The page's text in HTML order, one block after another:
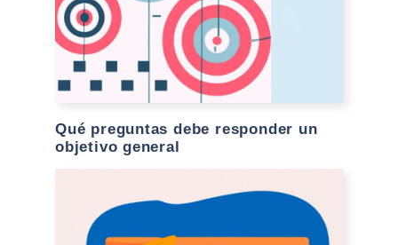
Qué preguntas debe responder un
objetivo general